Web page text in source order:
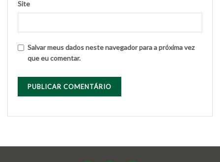
Site
Salvar meus dados neste navegador para a próxima vez
que eu comentar.